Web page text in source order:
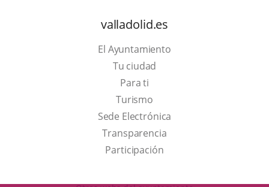
valladolid.es
El Ayuntamiento
Tu ciudad
Para ti
TurismoThis
link
will
open
a
Sede Electrónica
Transparencia
Participación